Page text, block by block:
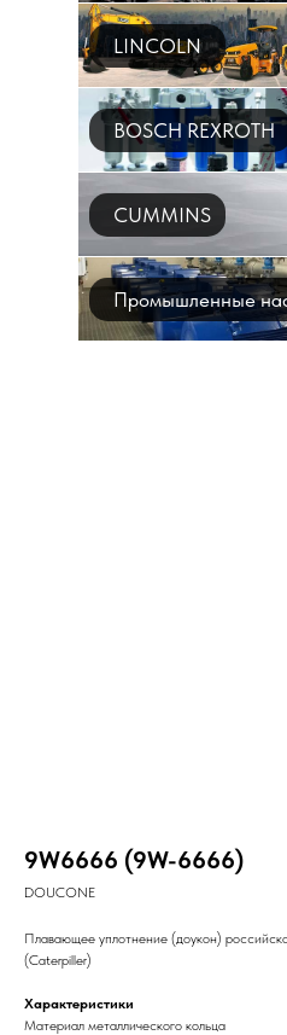
LINCOLN
BOSCH REXROTH
CUMMINS
Промышленные
9W6666 (9W-6666)
DOUCONE
Плавающее уплотнение (доукон)
(Caterpiller)
Характеристики
Материал металлического кольца